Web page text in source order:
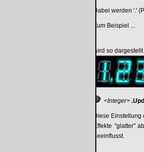
Dabei werden '.'
Zum Beispiel ...
wird so dargestellt
<Integer>
Diese
Effekte "glatter"
beeinflusst.